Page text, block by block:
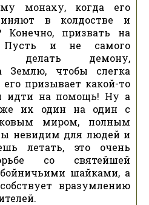
монаху, когда его
в колдостве и
Конечно, призвать на
Пусть и не самого
делать демону,
Землю, чтобы слегка
призывает какой-то
идти на помощь! Ну а
же их один на один с
миром, полным
невидим для людей и
летать, это очень
со святейшей
шайками, а
вразумлению